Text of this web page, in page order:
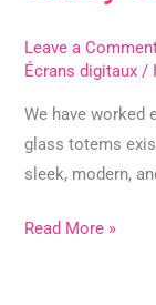
Leave a
Écrans digitaux /
We have worked
glass totems
sleek, modern,
Read More »